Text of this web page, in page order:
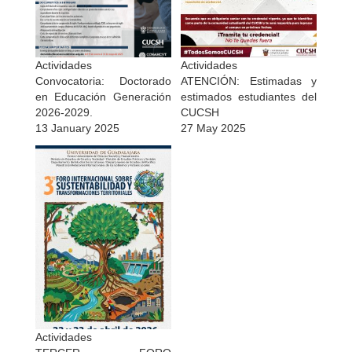
Actividades
Convocatoria: Doctorado
en Educación Generación
2026-2029.
13 January 2025
Actividades
ATENCIÓN: Estimadas y
estimados estudiantes del
CUCSH
27 May 2025
Actividades